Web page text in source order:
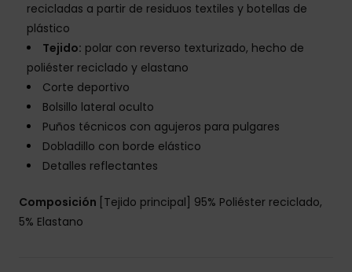
recicladas a partir de residuos textiles y botellas de
plástico
Tejido: polar con reverso texturizado, hecho de
poliéster reciclado y elastano
Corte deportivo
Bolsillo lateral oculto
Puños técnicos con agujeros para pulgares
Dobladillo con borde elástico
Detalles reflectantes
Composición [Tejido principal] 95% Poliéster reciclado,
5% Elastano